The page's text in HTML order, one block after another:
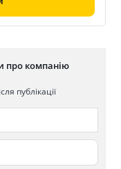
про компанію
публікації